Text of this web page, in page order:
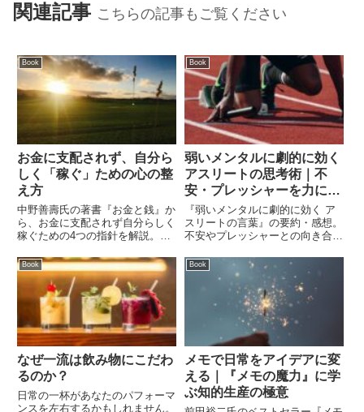
関連記事 こちらの記事もご覧ください
Book
お金に支配されず、自分ら
しく「稼ぐ」ための心の整
え方
中野善壽氏の著書『お金と銭』か
ら、お金に支配されず自分らしく
稼ぐための4つの指針を解説。執
年ごとに生まれ変わるキャリア観
など、変化の激しい時代を生き抜
くヒントが満載です。
Book
弱いメンタルに劇的に効く
アスリートの思考術｜不
安・プレッシャーを力に変
える考え方
『弱いメンタルに劇的に効く ア
スリートの言葉』の要約・感想。
不安やプレッシャーとの向き合い
謝の習慣、利他の精神など、トッ
プアスリートに学ぶメンタル強化
法をわかりやすく解説します。
Book
なぜ一流は飲み物にこだわ
るのか？
日常の一杯があなたのパフォーマ
ンスを左右するかもしれません。
Book
メモで日常をアイデアに変
える｜『メモの魔力』に学
ぶ知的生産の極意